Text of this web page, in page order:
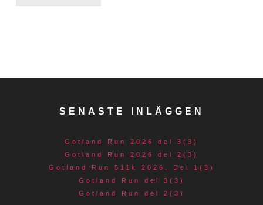
SENASTE INLÄGGEN
Gotland Run 2026 del 3(3)
Gotland Run 2026 del 2(3)
Gotland Run 511k 2026. Del 1(3)
Gotland Run del 3(3)
Gotland Run del 2(3)